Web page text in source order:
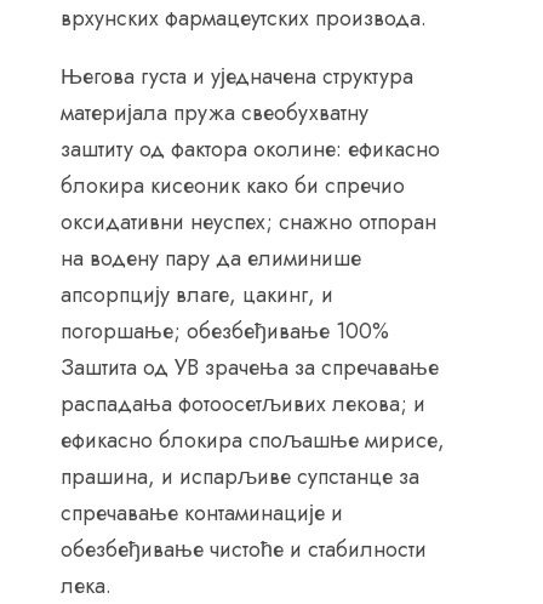
врхунских фармацеутских производа.
Његова густа и уједначена структура
материјала пружа свеобухватну
заштиту од фактора околине: ефикасно
блокира кисеоник како би спречио
оксидативни неуспех; снажно отпоран
на водену пару да елиминише
апсорпцију влаге, цакинг, и
погоршање; обезбеђивање 100%
Заштита од УВ зрачења за спречавање
распадања фотоосетљивих лекова; и
ефикасно блокира спољашње мирисе,
прашина, и испарљиве супстанце за
спречавање контаминације и
обезбеђивање чистоће и стабилности
лека.